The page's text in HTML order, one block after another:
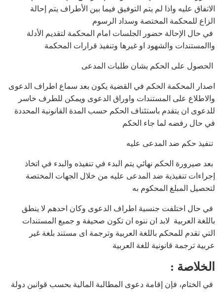
الاتفاق عليه واذا لم يتم التوفيق فيما بين الأطراف يتم إحالة
الزاع للمحكمة المختصة وسداد الرسوم
في حال الإحالة حضور الجلسات امام المحكمة لتقديم الأدلة
واالمستندات والشهود او غيرها وتنفيذ قرارات المحكمة
الحصول على الحكم بشان طلبات المدعى
اصدار المحكمة الحكم في القضية يكون بعد سماع اطراف الدعوى
والاطلاع على المستندات واوراق الدعوى ويمكن للطرف خاسر
للدعوى ان يتقدم باستئناف الحكم حسب المدة القانونية المحددة
في حال رفضه لما جاء الحكم
تنفيذ حكم ضد المدعى عليه
بعد صيرورة الحكم نهائي يتم البدء في تنفيذه والبدء في اتخاذ
إجراءات تنفيذية ضد المدعى عليه من خلال الجهات المختصة
لتحصيل المبلغ المحكوم به
في حال اختلفت جنسية اطراف الدعوى وكان احدهم لا ينطق
باللغة العربية لابد ان ننوه ان تكون صحيفة و جميع المستندات
التي تقدم للمحكم باللغة العربية وترجمة اى مستند بلغة غير
عربية ترجمة قانونية للغة العربية
الخلاصة :
في الختام، فإن إقامة دعوى المطالبة المالية بحسب قوانين دولة